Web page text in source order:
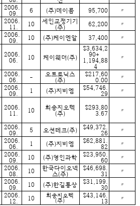
2006.
09. 6 (주)데이콤 95,700
〃
2006.
11. 10 세인교정기기
(주) 62,200
〃
2006.
09. 10 (주)케이엔알 37,400
〃
2006.
06. 10 케이웨더(주)
$3,634,2
90+
1,194,88
4
〃
2006.
06. - 오트로닉스
(주)
$217,60
0.00
〃
2006.
09. 1 (주)지비엠 $54,746.
29
〃
2006.
11. 10 희송지오텍
(주)
$293,80
3.67 〃
2006.
09. 5 오션테크(주) $49,372.
26
〃
2006.
06. 1 (주)지비엠 $62,881.
82
〃
2006.
09. 10 (주)영인과학 $23,950.
60
〃
2006.
08. 10 한국다이오넥
스(주)
$46,698.
31
〃
2006.
09. 10 (주)한길통상 $31,199.
30
〃
2006.
12. 10 희송지오텍
(주)
$43,146.
13 〃